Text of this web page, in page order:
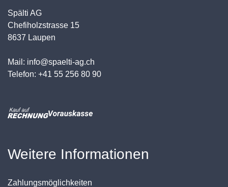
Spälti AG
Chefiholzstrasse 15
8637 Laupen
Mail: info@spaelti-ag.ch
Telefon: +41 55 256 80 90
Weitere Informationen
Zahlungsmöglichkeiten